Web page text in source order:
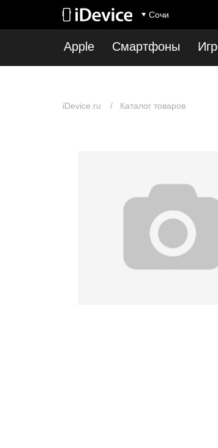
: Undefined index: first_show_in_stock in /var/www/
root/data/www/idevice.ru/catalog/model/catalog/category.php
Сочи
Apple Смартфоны
iDevice.ru Каталог товаров